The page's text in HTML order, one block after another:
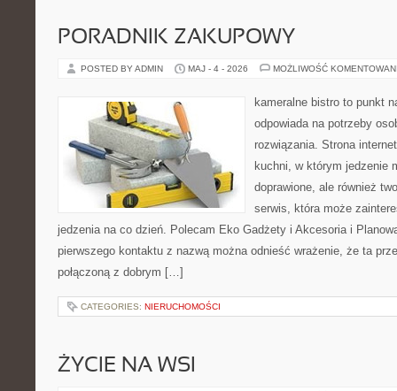
PORADNIK ZAKUPOWY
POSTED BY ADMIN MAJ - 4 - 2026 MOŻLIWOŚĆ
kameralne bistro to punkt
odpowiada na potrzeby
rozwiązania. Strona
kuchni, w którym jedzenie
doprawione, ale również
serwis, która może
jedzenia na co dzień. Polecam Eko Gadżety i Akcesoria i
pierwszego kontaktu z nazwą można odnieść wrażenie, że ta
połączoną z dobrym […]
CATEGORIES: NIERUCHOMOŚCI
ŻYCIE NA WSI